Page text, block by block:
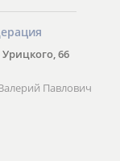
66
Павлович